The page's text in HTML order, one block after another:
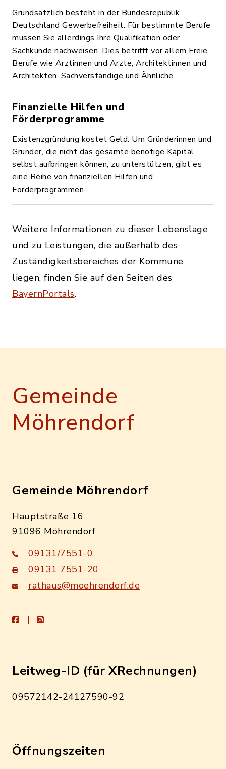
Grundsätzlich besteht in der Bundesrepublik
Deutschland Gewerbefreiheit. Für bestimmte Berufe
müssen Sie allerdings Ihre Qualifikation oder
Sachkunde nachweisen. Dies betrifft vor allem Freie
Berufe wie Ärztinnen und Ärzte, Architektinnen und
Architekten, Sachverständige und Ähnliche.
Finanzielle Hilfen und
Förderprogramme
Existenzgründung kostet Geld. Um Gründerinnen und
Gründer, die nicht das gesamte benötige Kapital
selbst aufbringen können, zu unterstützen, gibt es
eine Reihe von finanziellen Hilfen und
Förderprogrammen.
Weitere Informationen zu dieser Lebenslage
und zu Leistungen, die außerhalb des
Zuständigkeitsbereiches der Kommune
liegen, finden Sie auf den Seiten des
BayernPortals.
Gemeinde
Möhrendorf
Gemeinde Möhrendorf
Hauptstraße 16
91096 Möhrendorf
09131/7551-0
09131 7551-20
rathaus@moehrendorf.de
facebookinstagram
Leitweg-ID (für XRechnungen)
09572142-24127590-92
Öffnungszeiten